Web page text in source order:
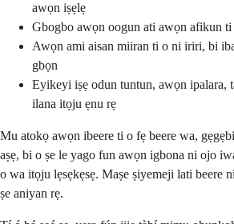
awọn iṣẹlẹ
Gbogbo awọn oogun ati awọn afikun
Awọn ami aisan miiran ti o ni iriri, bi
gbọn
Eyikeyi iṣẹ odun tuntun, awọn ipalara,
ilana itọju ẹnu rẹ
Mu atokọ awọn ibeere ti o fẹ beere wa,
aṣẹ, bi o ṣe le yago fun awọn igbona ni ojo
o wa itọju lẹsẹkẹsẹ. Maṣe ṣiyemeji lati beere
ṣe aniyan rẹ.